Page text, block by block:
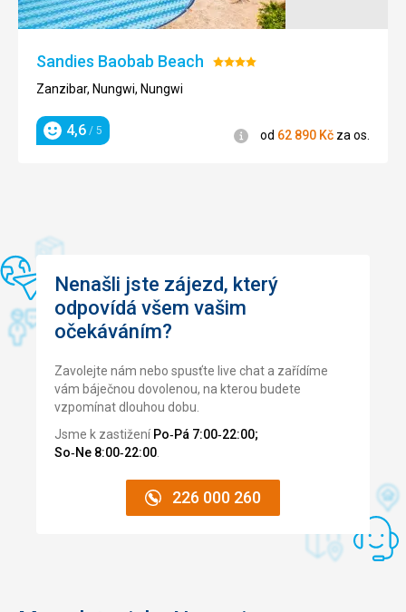
Sandies Baobab Beach Hodnocení:
Zanzibar, Nungwi, Nungwi
Hodnocení
4,6 / 5 Informace
od 62 890 Kč za os.
Nenašli jste zájezd, který
odpovídá všem vašim
očekáváním?
Zavolejte nám nebo spusťte live chat a zařídíme
vám báječnou dovolenou, na kterou budete
vzpomínat dlouhou dobu.
Jsme k zastižení Po‑Pá 7:00‑22:00;
So‑Ne 8:00‑22:00.
226 000 260